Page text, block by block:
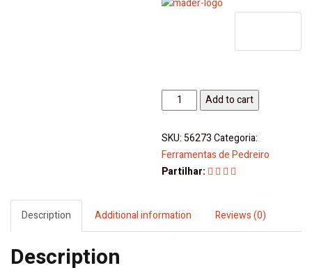
Esponja
de
Pedreiro
190x140x60mm
Mader
Add to cart
SKU:56273 Categoria:
Ferramentas de Pedreiro
Partilhar:
Description Additional information Reviews (0)
Description